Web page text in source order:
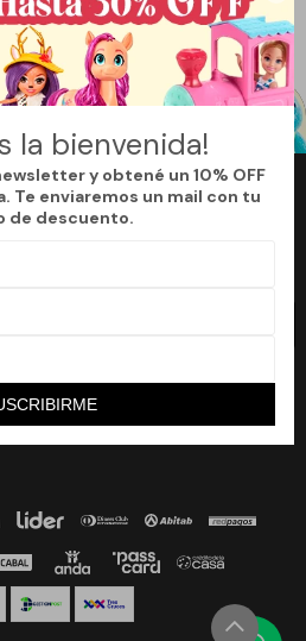
la bienvenida!
y obtené un 10% OFF
Te enviaremos un mail con tu
de descuento.
 